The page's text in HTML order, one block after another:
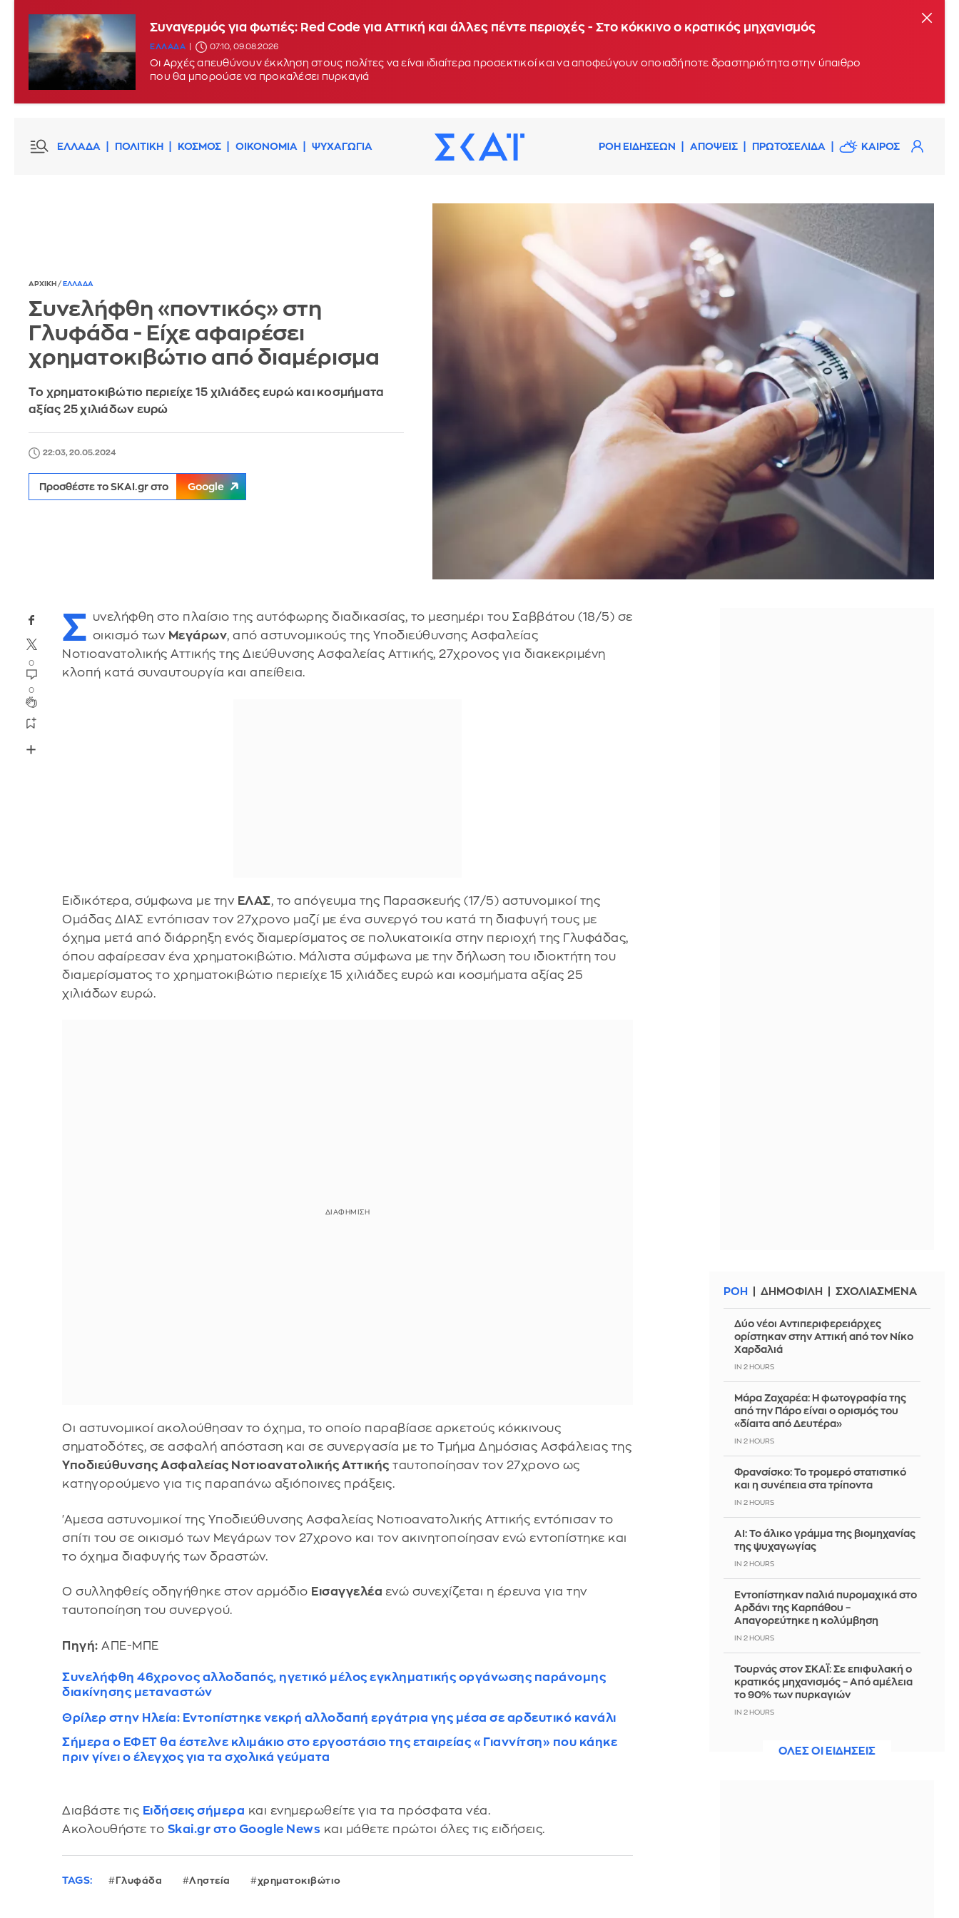
Συναγερμός για φωτιές: Red Code για Αττική και άλλες πέντε περιοχές - Στο κόκκινο ο κρατικός μηχανισμός
ΕΛΛΑΔΑ 07:10, 09.08.2026
Οι Αρχές απευθύνουν έκκληση στους πολίτες να είναι ιδιαίτερα προσεκτικοί και να αποφεύγουν οποιαδήποτε δραστηριότητα στην ύπαιθρο
που θα μπορούσε να προκαλέσει πυρκαγιά
ΕΛΛΑΔΑ ΠΟΛΙΤΙΚΗ ΚΟΣΜΟΣ ΟΙΚΟΝΟΜΙΑ ΨΥΧΑΓΩΓΙΑ ΡΟΗ ΕΙΔΗΣΕΩΝ ΑΠΟΨΕΙΣ ΠΡΩΤΟΣΕΛΙΔΑ ΚΑΙΡΟΣ
ΑΡΧΙΚΗ / ΕΛΛΑΔΑ
Συνελήφθη «ποντικός» στη
Γλυφάδα - Είχε αφαιρέσει
χρηματοκιβώτιο από διαμέρισμα
Tο χρηματοκιβώτιο περιείχε 15 χιλιάδες ευρώ και κοσμήματα
αξίας 25 χιλιάδων ευρώ
22:03, 20.05.2024
Προσθέστε το SKAI.gr στο Google
0
0
Σ υνελήφθη στο πλαίσιο της αυτόφωρης διαδικασίας, το μεσημέρι του Σαββάτου (18/5) σε
οικισμό των Μεγάρων, από αστυνομικούς της Υποδιεύθυνσης Ασφαλείας
Νοτιοανατολικής Αττικής της Διεύθυνσης Ασφαλείας Αττικής, 27χρονος για διακεκριμένη
κλοπή κατά συναυτουργία και απείθεια.
Ειδικότερα, σύμφωνα με την ΕΛΑΣ, το απόγευμα της Παρασκευής (17/5) αστυνομικοί της
Ομάδας ΔΙΑΣ εντόπισαν τον 27χρονο μαζί με ένα συνεργό του κατά τη διαφυγή τους με
όχημα μετά από διάρρηξη ενός διαμερίσματος σε πολυκατοικία στην περιοχή της Γλυφάδας,
όπου αφαίρεσαν ένα χρηματοκιβώτιο. Μάλιστα σύμφωνα με την δήλωση του ιδιοκτήτη του
διαμερίσματος το χρηματοκιβώτιο περιείχε 15 χιλιάδες ευρώ και κοσμήματα αξίας 25
χιλιάδων ευρώ.
Οι αστυνομικοί ακολούθησαν το όχημα, το οποίο παραβίασε αρκετούς κόκκινους
σηματοδότες, σε ασφαλή απόσταση και σε συνεργασία με το Τμήμα Δημόσιας Ασφάλειας της
Υποδιεύθυνσης Ασφαλείας Νοτιοανατολικής Αττικής ταυτοποίησαν τον 27χρονο ως
κατηγορούμενο για τις παραπάνω αξιόποινες πράξεις.
'Αμεσα αστυνομικοί της Υποδιεύθυνσης Ασφαλείας Νοτιοανατολικής Αττικής εντόπισαν το
σπίτι του σε οικισμό των Μεγάρων τον 27χρονο και τον ακινητοποίησαν ενώ εντοπίστηκε και
το όχημα διαφυγής των δραστών.
Ο συλληφθείς οδηγήθηκε στον αρμόδιο Εισαγγελέα ενώ συνεχίζεται η έρευνα για την
ταυτοποίηση του συνεργού.
Πηγή: ΑΠΕ-ΜΠΕ
Συνελήφθη 46χρονος αλλοδαπός, ηγετικό μέλος εγκληματικής οργάνωσης παράνομης
διακίνησης μεταναστών
Θρίλερ στην Ηλεία: Εντοπίστηκε νεκρή αλλοδαπή εργάτρια γης μέσα σε αρδευτικό κανάλι
Σήμερα ο ΕΦΕΤ θα έστελνε κλιμάκιο στο εργοστάσιο της εταιρείας «Γιαννίτση» που κάηκε
πριν γίνει ο έλεγχος για τα σχολικά γεύματα
Διαβάστε τις Ειδήσεις σήμερα και ενημερωθείτε για τα πρόσφατα νέα.
Ακολουθήστε το Skai.gr στο Google News και μάθετε πρώτοι όλες τις ειδήσεις.
TAGS: Γλυφάδα Ληστεία χρηματοκιβώτιο
ΡΟΗ ΔΗΜΟΦΙΛΗ ΣΧΟΛΙΑΣΜΕΝΑ
Δύο νέοι Αντιπεριφερειάρχες
ορίστηκαν στην Αττική από τον Νίκο
Χαρδαλιά
IN 2 HOURS
Μάρα Ζαχαρέα: Η φωτογραφία της
από την Πάρο είναι ο ορισμός του
«δίαιτα από Δευτέρα»
IN 2 HOURS
Φρανσίσκο: Το τρομερό στατιστικό
και η συνέπεια στα τρίποντα
IN 2 HOURS
AI: Το άλικο γράμμα της βιομηχανίας
της ψυχαγωγίας
IN 2 HOURS
Εντοπίστηκαν παλιά πυρομαχικά στο
Αρδάνι της Καρπάθου –
Απαγορεύτηκε η κολύμβηση
IN 2 HOURS
Τουρνάς στον ΣΚΑΪ: Σε επιφυλακή ο
κρατικός μηχανισμός – Από αμέλεια
το 90% των πυρκαγιών
IN 2 HOURS
Παλαιστινίων - Το ισραηλινό ΥΠΕΞ
ΟΛΕΣ ΟΙ ΕΙΔΗΣΕΙΣ